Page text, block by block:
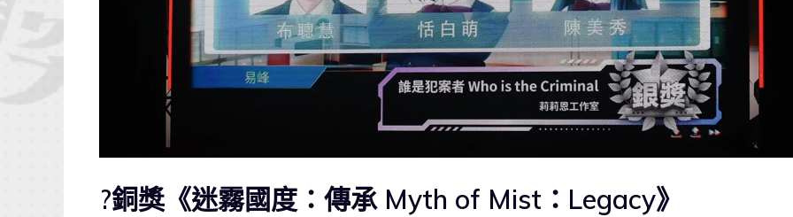
?銅獎《迷霧國度：傳承 Myth of Mist：Legacy》